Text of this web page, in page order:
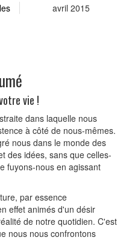
avril 2015
vie !
dans laquelle nous
à côté de nous-mêmes.
nous dans le monde des
des idées, sans que celles-
fuyons-nous en agissant
par essence
effet animés d'un désir
de notre quotidien. C'est
nous nous confrontons